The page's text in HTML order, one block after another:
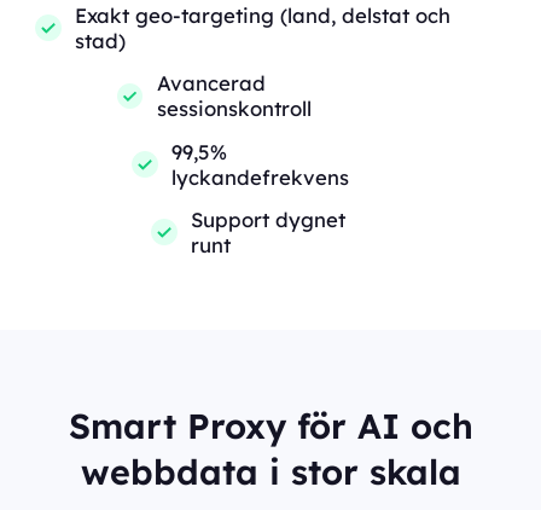
Exakt geo-targeting (land, delstat och
stad)
Avancerad
sessionskontroll
99,5%
lyckandefrekvens
Support dygnet
runt
Smart Proxy för AI och
webbdata i stor skala